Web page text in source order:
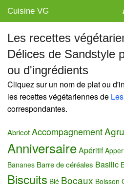
Cuisine VG
Les recettes
Délices de Sandstyle
ou d'ingrédients
Cliquez sur un nom de plat ou
les recettes végétariennes de
correspondantes.
AbricotAccompagnement
AnniversaireApéritif
Bananes Barre de céréales Basilic
Biscuits Blé Bocaux Boisson